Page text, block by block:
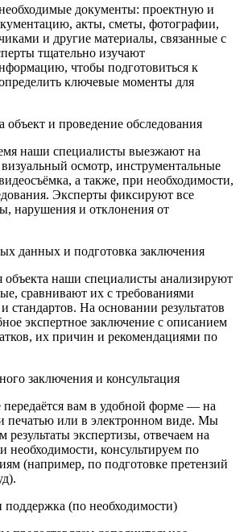
документы: проектную и
акты, сметы, фотографии,
и другие материалы, связанные с
тщательно изучают
чтобы подготовиться к
ключевые моменты для
объект и проведение обследования
наши специалисты выезжают на
осмотр, инструментальные
а также, при необходимости,
Эксперты фиксируют все
нарушения и отклонения от
данных и подготовка заключения
объекта наши специалисты анализируют
сравнивают их с требованиями
стандартов. На основании результатов
экспертное заключение с описанием
их причин и рекомендациями по
заключения и консультация
передаётся вам в удобной форме — на
печатью или в электронном виде. Мы
результаты экспертизы, отвечаем на
необходимости, консультируем по
(например, по подготовке претензий
(по необходимости)